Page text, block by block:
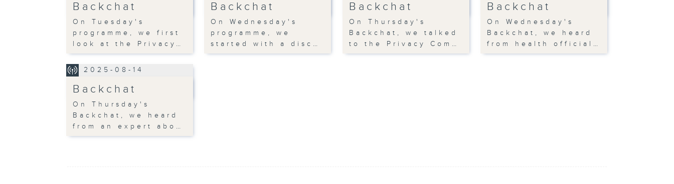
Backchat
On Tuesday's
programme, we first
look at the Privacy…
Backchat
On Wednesday's
programme, we
started with a disc…
Backchat
On Thursday's
Backchat, we talked
to the Privacy Com…
Backchat
On Wednesday's
Backchat, we heard
from health official…
2025-08-14
Backchat
On Thursday's
Backchat, we heard
from an expert abo…